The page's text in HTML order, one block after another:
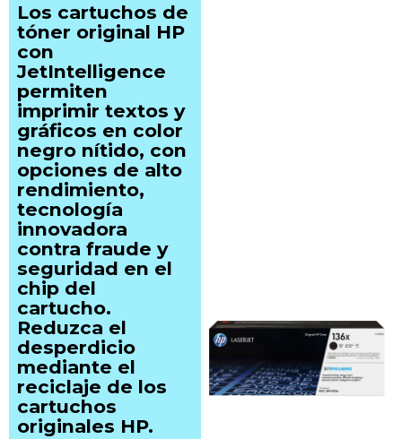
Los cartuchos de
tóner original HP
con
JetIntelligence
permiten
imprimir textos y
gráficos en color
negro nítido, con
opciones de alto
rendimiento,
tecnología
innovadora
contra fraude y
seguridad en el
chip del
cartucho.
Reduzca el
desperdicio
mediante el
reciclaje de los
cartuchos
originales HP.